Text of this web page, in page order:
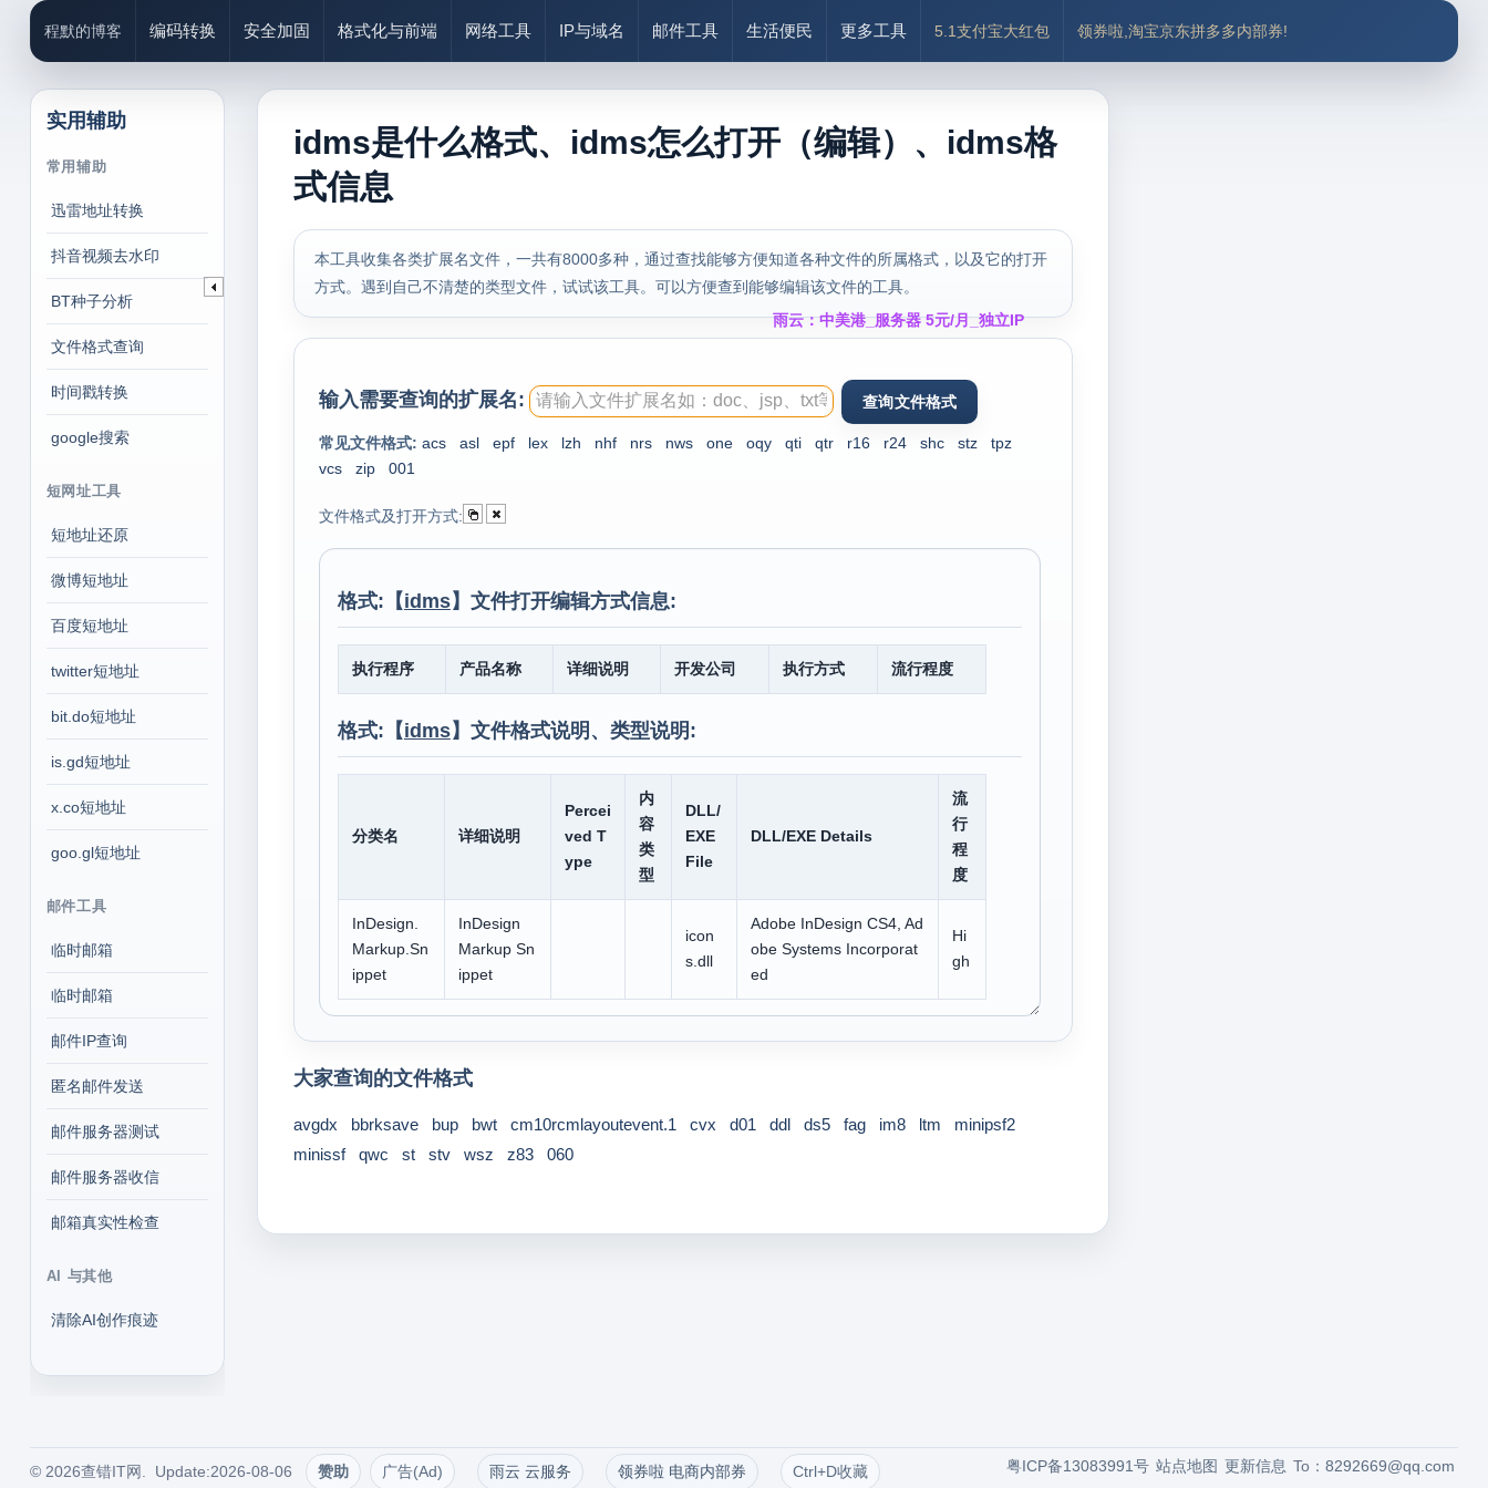
程默的博客 编码转换 安全加固 格式化与前端 网络工具 IP与域名 邮件工具 生活便民 更多工具 5.1支付宝大红包 领券啦,淘宝京东拼多多内部券!
实用辅助
常用辅助
迅雷地址转换
抖音视频去水印
BT种子分析
文件格式查询
时间戳转换
google搜索
短网址工具
短地址还原
微博短地址
百度短地址
twitter短地址
bit.do短地址
is.gd短地址
x.co短地址
goo.gl短地址
邮件工具
临时邮箱
临时邮箱
邮件IP查询
匿名邮件发送
邮件服务器测试
邮件服务器收信
邮箱真实性检查
AI 与其他
清除AI创作痕迹
idms是什么格式、idms怎么打开（编辑）、idms格
式信息
本工具收集各类扩展名文件，一共有8000多种，通过查找能够方便知道各种文件的所属格式，以及它的打开
方式。遇到自己不清楚的类型文件，试试该工具。可以方便查到能够编辑该文件的工具。
雨云：中美港_服务器 5元/月_独立IP
输入需要查询的扩展名:
常见文件格式: acs asl epf lex lzh nhf nrs nws one oqy qti qtr r16 r24 shc stz
tpz
vcs
zip 001
文件格式及打开方式:
格式:【idms】文件打开编辑方式信息:
执行程序 产品名称 详细说明 开发公司 执行方式 流行程度
格式:【idms】文件格式说明、类型说明:
分类名 详细说明
Percei
ved T
ype
内
容
类
型
DLL/
EXE
File
DLL/EXE Details
流
行
程
度
InDesign.
Markup.Sn
ippet
InDesign
Markup Sn
ippet
icon
s.dll
Adobe InDesign CS4, Ad
obe Systems Incorporat
ed
Hi
gh
大家查询的文件格式
avgdx bbrksave bup bwt cm10rcmlayoutevent.1 cvx d01 ddl ds5 fag im8 ltm
minipsf2
minissf
qwc st stv wsz z83 060
© 2026查错IT网. Update:2026-08-06 赞助 广告(Ad) 雨云 云服务 领券啦 电商内部券 Ctrl+D收藏 To：8292669@qq.com
更新信息
站点地图
粤ICP备13083991号